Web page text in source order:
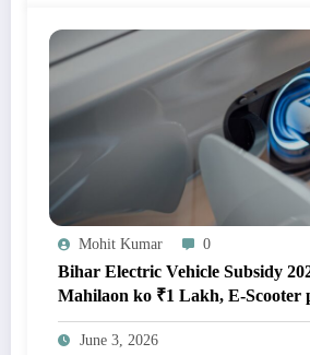
Mohit Kumar 0
Bihar Electric Vehicle Subsidy
Mahilaon ko ₹1 Lakh, E-Scooter
– Poori Jankari Yahan Padhe!
June 3, 2026